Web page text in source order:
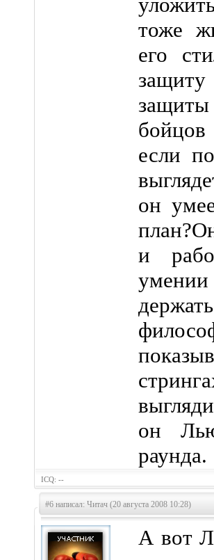
тоже
его
если
он
и
он
раунда.
ICQ: --
#6 написал: Читач (20 августа 2008 10:28)
А вот